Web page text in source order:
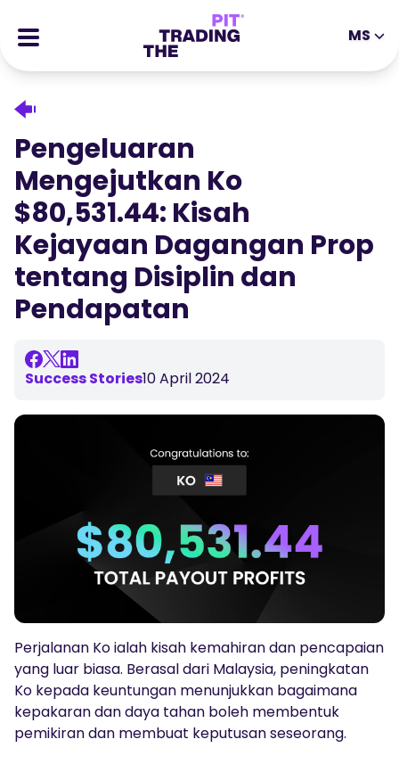
Stocks
Kisah Kejayaan
Ganjaran
Tools
EDUCATIONAL TOOLS
Blog
Ebooks
Webinar
Audio Siar
TRADING TOOLS
KALENDAR EKONOMI GLOBAL
Jam Cuti Pasaran
About
Help Center
Portal Ahli Gabungan
MS
DE
ES
IT
Pengeluaran
Mengejutkan Ko
$80,531.44: Kisah
Kejayaan Dagangan Prop
tentang Disiplin dan
Pendapatan
Success Stories10 April 2024
Perjalanan Ko ialah kisah kemahiran dan pencapaian
yang luar biasa. Berasal dari Malaysia, peningkatan
Ko kepada keuntungan menunjukkan bagaimana
kepakaran dan daya tahan boleh membentuk
pemikiran dan membuat keputusan seseorang.